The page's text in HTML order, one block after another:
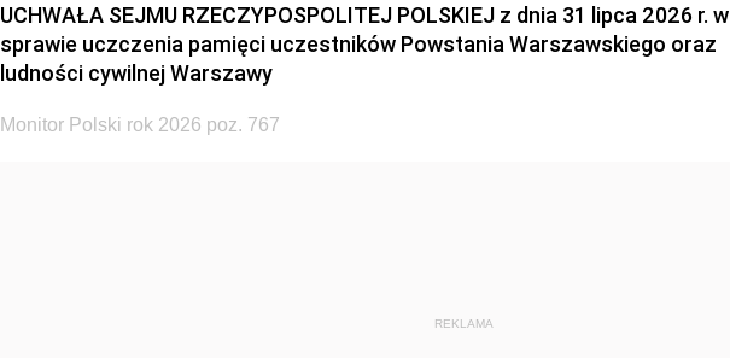
UCHWAŁA SEJMU RZECZYPOSPOLITEJ POLSKIEJ z dnia 31 lipca 2026 r. w
sprawie uczczenia pamięci uczestników Powstania Warszawskiego oraz
ludności cywilnej Warszawy
Monitor Polski rok 2026 poz. 767
REKLAMA